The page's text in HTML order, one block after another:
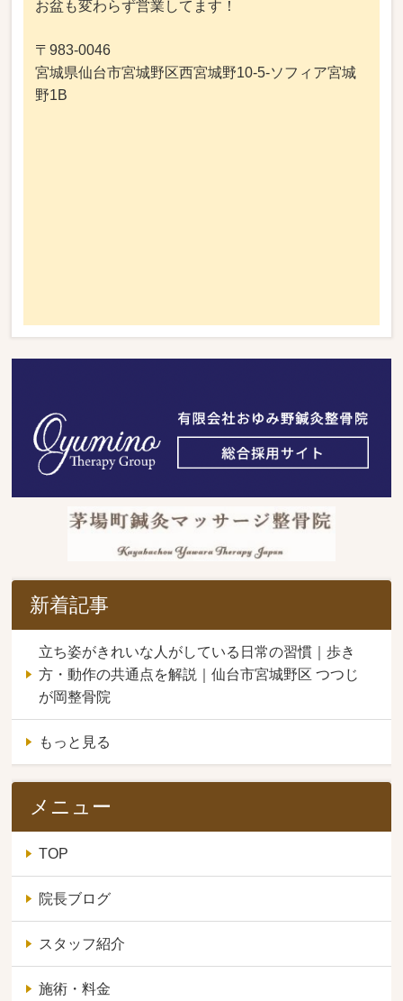
お盆も変わらず営業してます！
〒983-0046
宮城県仙台市宮城野区西宮城野10-5-ソフィア宮城
野1B
新着記事
立ち姿がきれいな人がしている日常の習慣｜歩き
方・動作の共通点を解説｜仙台市宮城野区 つつじ
が岡整骨院
もっと見る
メニュー
TOP
院長ブログ
スタッフ紹介
施術・料金